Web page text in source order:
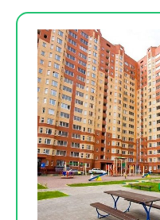
Перейти
содержимому